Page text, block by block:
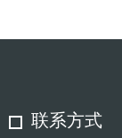
联系方式